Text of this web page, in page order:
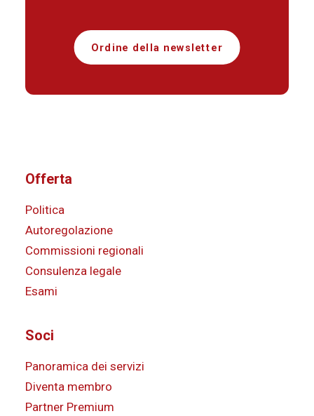
Ordine della newsletter
Offerta
Politica
Autoregolazione
Commissioni regionali
Consulenza legale
Esami
Soci
Panoramica dei servizi
Diventa membro
Partner Premium